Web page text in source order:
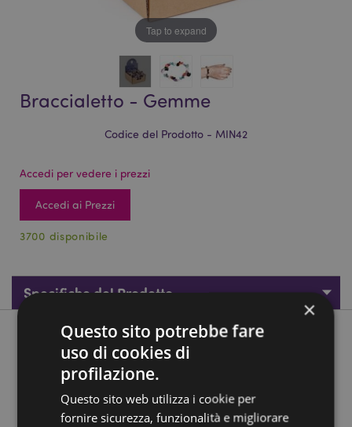
Tap to expand
Braccialetto - Gemme
Codice del Prodotto - MIN42
Accedi per vedere i prezzi
Accedi ai Prezzi
3700 disponibile
Specifiche del Prodotto
Descrizione del Prodotto
Braccialetto - Gemme
Materiale:Gemma
×
Questo sito potrebbe fare
uso di cookies di
profilazione.
Questo sito web utilizza i cookie per
fornire sicurezza, funzionalità e migliorare